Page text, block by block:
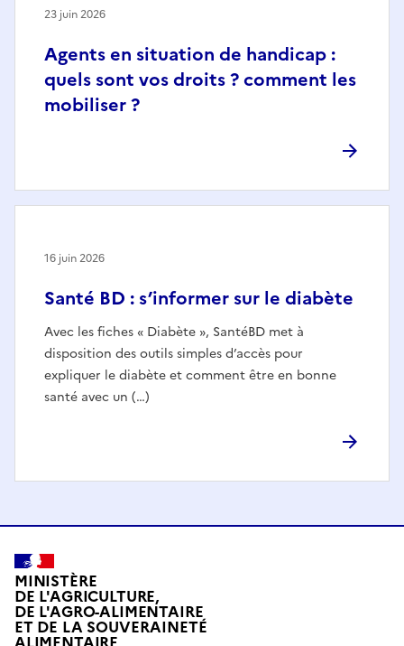
Agents en situation de handicap :
quels sont vos droits ? comment les
mobiliser ?
23 juin 2026
Santé BD : s’informer sur le diabète
Avec les fiches « Diabète », SantéBD met à
disposition des outils simples d’accès pour
expliquer le diabète et comment être en bonne
santé avec un (…)
16 juin 2026
MINISTÈRE
DE L'AGRICULTURE,
DE L'AGRO-ALIMENTAIRE
ET DE LA SOUVERAINETÉ